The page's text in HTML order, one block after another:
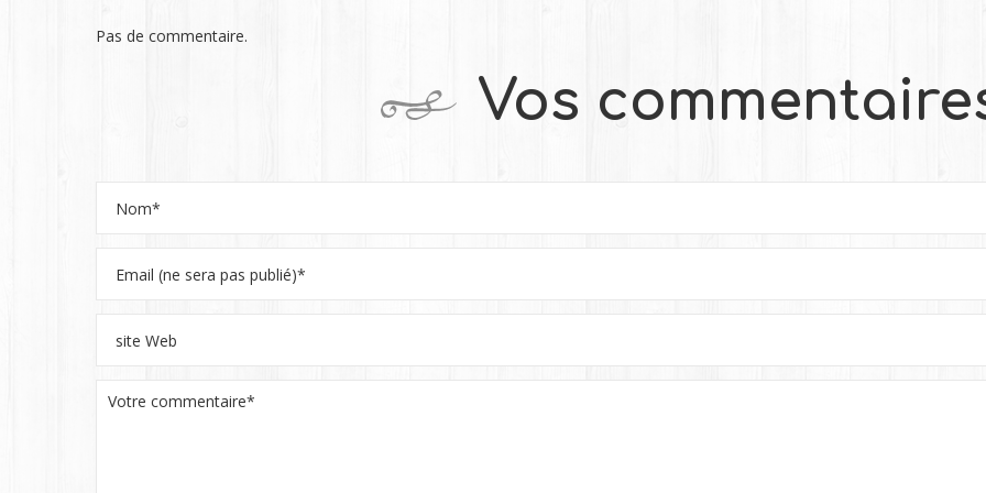
Pas de commentaire.
Vos